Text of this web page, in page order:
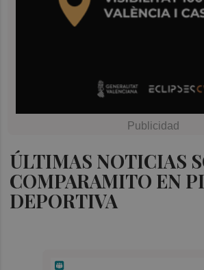
ÚLTIMAS NOTICIAS
COMPARAMITO EN
DEPORTIVA